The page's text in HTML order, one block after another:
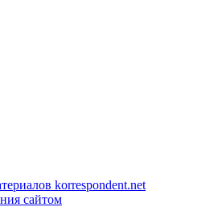
korrespondent.net
сайтом